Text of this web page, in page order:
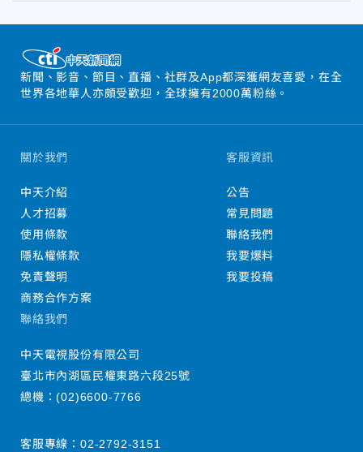
新聞、影音、節目、直播、社群及App都深獲網友喜愛，在全
世界各地華人亦頗受歡迎，全球擁有2000萬粉絲。
關於我們
中天介紹
人才招募
使用條款
隱私權條款
免責聲明
商務合作方案
客服資訊
公告
常見問題
聯絡我們
我要爆料
我要投稿
聯絡我們
中天電視股份有限公司
臺北市內湖區民權東路六段25號
總機：(02)6600-7766
客服專線： 02-2792-3151